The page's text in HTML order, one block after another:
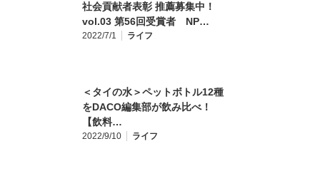
社会貢献者表彰 推薦募集中！
vol.03 第56回受賞者 NP…
2022/7/1 ライフ
＜タイの水＞ペットボトル12種
をDACO編集部が飲み比べ！
【飲料…
2022/9/10 ライフ